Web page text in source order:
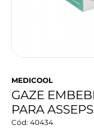
MEDICOOL
GAZE
PARA
40434